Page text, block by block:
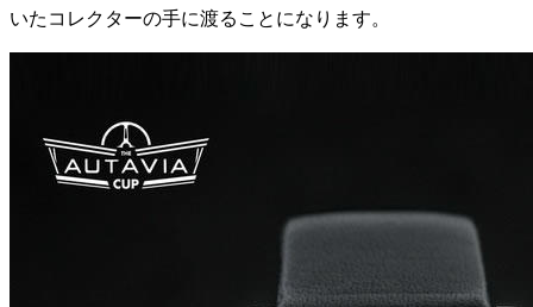
いたコレクターの手に渡ることになります。